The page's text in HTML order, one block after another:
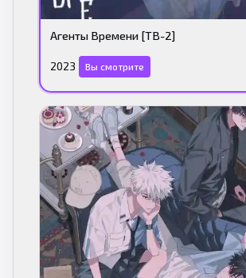
Агенты Времени [ТВ-2]
2023 Вы смотрите